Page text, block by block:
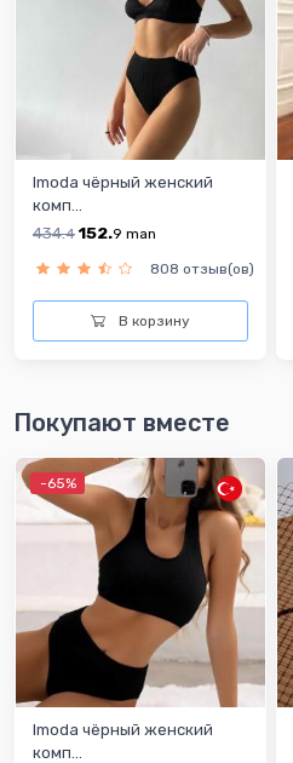
Imoda чёрный женский
комп...
434.4 152.9 man
808 отзыв(ов)
В корзину
Покупают вместе
-65%
Imoda чёрный женский
комп...